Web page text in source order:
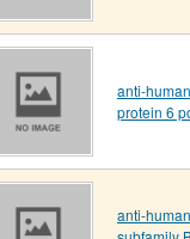
anti-
protein 6
anti-